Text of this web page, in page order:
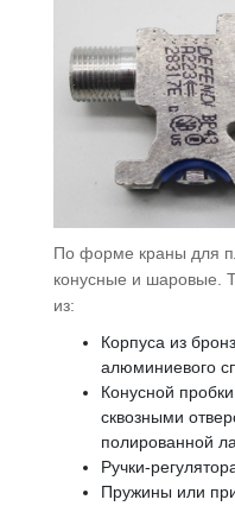
По форме краны для
конусные и шаровые.
из:
Корпуса из
алюминиевого
Конусной
сквозными
полированной
Ручки-
Пружины или